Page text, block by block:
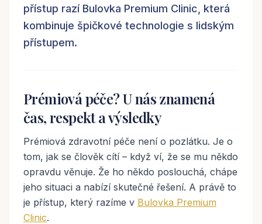
přístup razí Bulovka Premium Clinic, která
kombinuje špičkové technologie s lidským
přístupem.
Prémiová péče? U nás znamená
čas, respekt a výsledky
Prémiová zdravotní péče není o pozlátku. Je o
tom, jak se člověk cítí – když ví, že se mu někdo
opravdu věnuje. Že ho někdo poslouchá, chápe
jeho situaci a nabízí skutečné řešení. A právě to
je přístup, který razíme v Bulovka Premium
Clinic.